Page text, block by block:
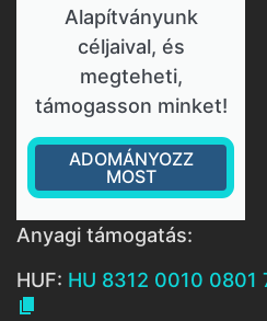
Alapítványunk
céljaival, és
megteheti,
támogasson minket!
ADOMÁNYOZZ
MOST
Anyagi támogatás:
HUF: HU 8312 0010
